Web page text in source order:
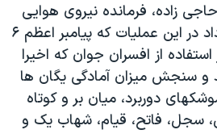
رهبری ایران
حاجی زاده، فرمانده نيروی هوايی
سپاه پاسداران، گزارش داد در اين عمليات که پيامبر اعظم ۶
از افسران جوان که اخيرا
و سنجش ميزان آمادگی يگان ها
دوربرد، ميان بر و کوتاه
سجل، فاتح، قيام، شهاب يک و